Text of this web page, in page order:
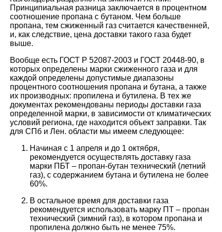
Принципиальная разница заключается в процентном
соотношение пропана с бутаном. Чем больше
пропана, тем сжиженный газ считается качественней,
и, как следствие, цена доставки такого газа будет
выше.
Вообще есть ГОСТ Р 52087-2003 и ГОСТ 20448-90, в
которых определены марки сжиженного газа и для
каждой определены допустимые диапазоны
процентного соотношения пропана и бутана, а также
их производных: пропилена и бутилена. В тех же
документах рекомендованы периоды доставки газа
определенной марки, в зависимости от климатических
условий региона, где находится объект заправки. Так
для СПб и Лен. области мы имеем следующее:
Начиная с 1 апреля и до 1 октября,
рекомендуется осуществлять доставку газа
марки ПБТ – пропан-бутан технический (летний
газ), с содержанием бутана и бутилена не более
60%.
В остальное время для доставки газа
рекомендуется использовать марку ПТ – пропан
технический (зимний газ), в котором пропана и
пропилена должно быть не менее 75%.